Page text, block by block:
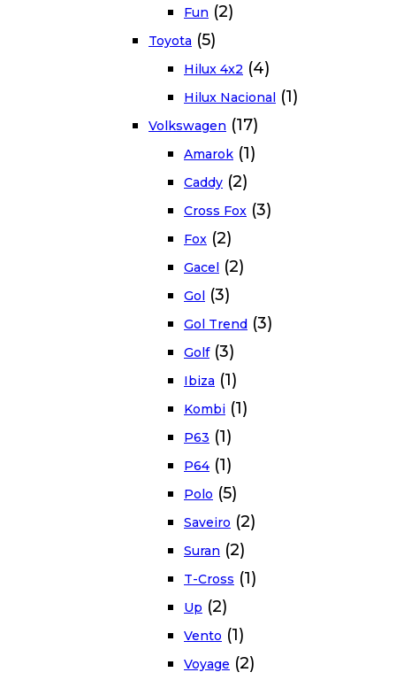
Fun (2)
Toyota (5)
Hilux 4x2 (4)
Hilux Nacional (1)
Volkswagen (17)
Amarok (1)
Caddy (2)
Cross Fox (3)
Fox (2)
Gacel (2)
Gol (3)
Gol Trend (3)
Golf (3)
Ibiza (1)
Kombi (1)
P63 (1)
P64 (1)
Polo (5)
Saveiro (2)
Suran (2)
T-Cross (1)
Up (2)
Vento (1)
Voyage (2)